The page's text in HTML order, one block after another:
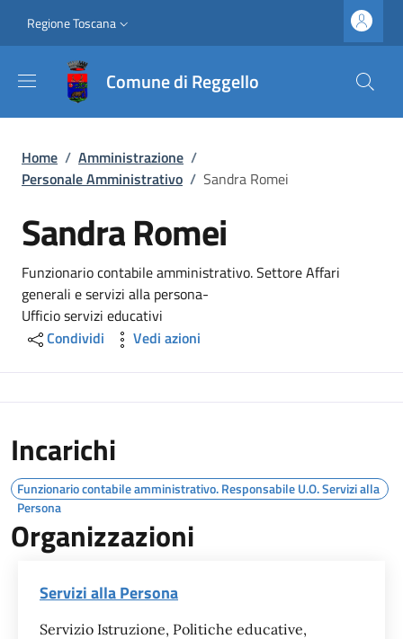
Slim top
Regione Toscana
Comune di Reggello
Briciole di pane
Home / Amministrazione /
Personale Amministrativo / Sandra Romei
Sandra Romei
Funzionario contabile amministrativo. Settore Affari
generali e servizi alla persona-
Ufficio servizi educativi
Condividi
Vedi azioni
Incarichi
Funzionario contabile amministrativo. Responsabile U.O. Servizi alla
Persona
Organizzazioni
Servizi alla Persona
Servizio Istruzione, Politiche educative,